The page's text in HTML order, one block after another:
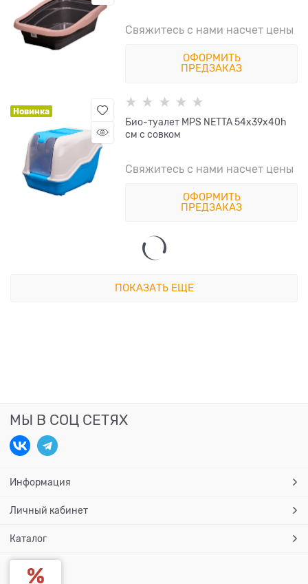
Свяжитесь с нами насчет цены
ОФОРМИТЬ
ПРЕДЗАКАЗ
Новинка
Био-туалет MPS NETTA 54х39х40h
см с совком
Свяжитесь с нами насчет цены
ОФОРМИТЬ
ПРЕДЗАКАЗ
ПОКАЗАТЬ ЕЩЕ
МЫ В СОЦ СЕТЯХ
Информация
Личный кабинет
Каталог